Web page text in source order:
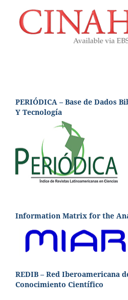
PERIÓDICA – Base de Dados
Y Tecnología
Information Matrix for the
REDIB – Red Iberoamericana
Conocimiento Científico